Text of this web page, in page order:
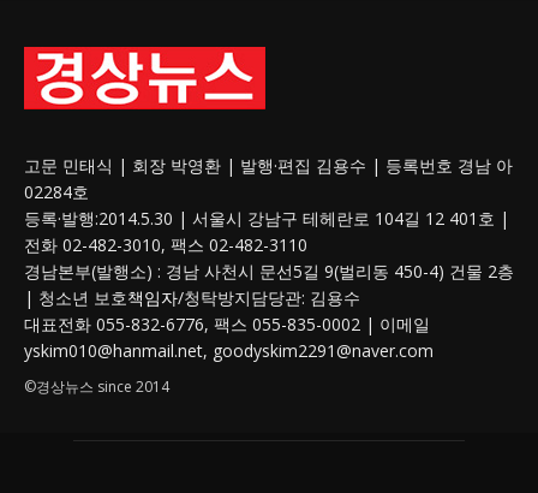
고문 민태식 | 회장 박영환 | 발행·편집 김용수 | 등록번호 경남 아
02284호
등록·발행:2014.5.30 | 서울시 강남구 테헤란로 104길 12 401호 |
전화 02-482-3010, 팩스 02-482-3110
경남본부(발행소) : 경남 사천시 문선5길 9(벌리동 450-4) 건물 2층
| 청소년 보호책임자/청탁방지담당관: 김용수
대표전화 055-832-6776, 팩스 055-835-0002 | 이메일
yskim010@hanmail.net, goodyskim2291@naver.com
©경상뉴스 since 2014